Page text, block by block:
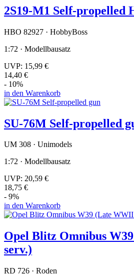
2S19-M1 Self-propelled
HBO 82927 · HobbyBoss
1:72 · Modellbausatz
UVP: 15,99 €
14,40 €
- 10%
in den Warenkorb
SU-76M Self-propelled
UM 308 · Unimodels
1:72 · Modellbausatz
UVP: 20,59 €
18,75 €
- 9%
in den Warenkorb
Opel Blitz Omnibus
serv.)
RD 726 · Roden